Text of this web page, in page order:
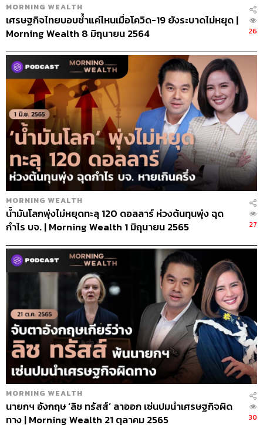
MORNING WEALTH
เศรษฐกิจไทยบอบช้ำแค่ไหนเมื่อโควิด-19 ยังระบาดไม่หยุด |
Morning Wealth 8 มิถุนายน 2564
26
MORNING WEALTH
น้ำมันโลกพุ่งไม่หยุดทะลุ 120 ดอลลาร์ ห่วงต้นทุนพุ่ง ฉุด
กำไร บจ. | Morning Wealth 1 มิถุนายน 2565
27
MORNING WEALTH
นายกฯ อังกฤษ ‘ลิซ ทรัสส์’ ลาออก เซ่นปมนำเศรษฐกิจผิด
ทาง | Morning Wealth 21 ตุลาคม 2565
30